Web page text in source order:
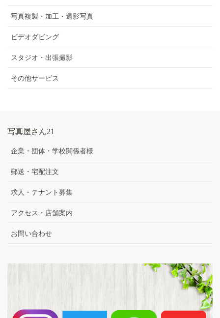
写真複製・加工・遺影写真
ビデオダビング
スタジオ・出張撮影
その他サービス
写真屋さん21
企業・団体・学校関係者様
郵送・宅配注文
求人・テナント募集
アクセス・店舗案内
お問い合わせ